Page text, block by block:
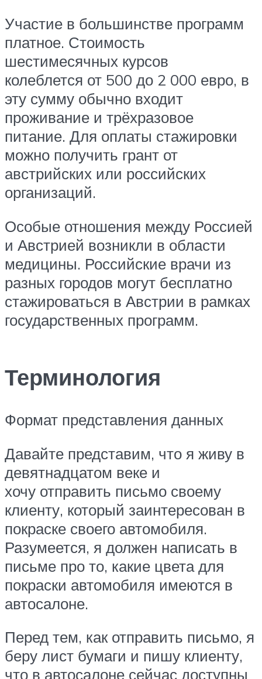
Участие в большинстве программ
платное. Стоимость
шестимесячных курсов
колеблется от 500 до 2 000 евро, в
эту сумму обычно входит
проживание и трёхразовое
питание. Для оплаты стажировки
можно получить грант от
австрийских или российских
организаций.
Особые отношения между Россией
и Австрией возникли в области
медицины. Российские врачи из
разных городов могут бесплатно
стажироваться в Австрии в рамках
государственных программ.
Терминология
Формат представления данных
Давайте представим, что я живу в
девятнадцатом веке и
хочу отправить письмо своему
клиенту, который заинтересован в
покраске своего автомобиля.
Разумеется, я должен написать в
письме про то, какие цвета для
покраски автомобиля имеются в
автосалоне.
Перед тем, как отправить письмо, я
беру лист бумаги и пишу клиенту,
что в автосалоне сейчас доступны